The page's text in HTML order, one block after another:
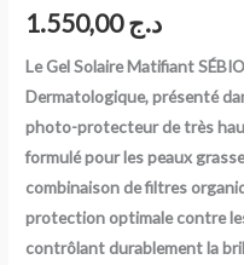
د.ج1.550,00
Le Gel Solaire Matifiant
Dermatologique, présenté
photo-protecteur de très
formulé pour les peaux
combinaison de filtres
protection optimale contre
contrôlant durablement la
pour